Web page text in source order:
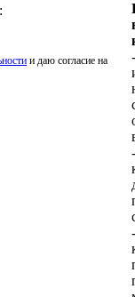
и даю согласие на